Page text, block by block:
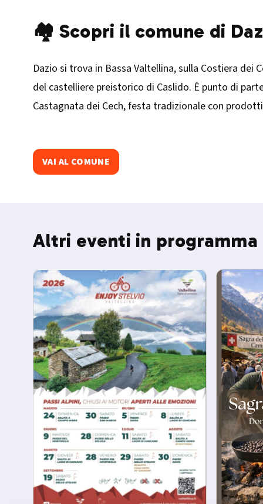
🏘️ Scopri il comune di
Dazio si trova in Bassa Valtellina, sulla Costiera dei
del castelliere preistorico di Caslido. È punto di
Castagnata dei Cech, festa tradizionale con
VAI AL COMUNE
Altri eventi in